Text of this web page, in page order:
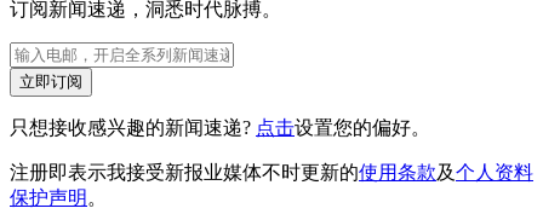
订阅新闻速递，洞悉时代脉搏。
立即订阅
只想接收感兴趣的新闻速递? 点击设置您的偏好。
注册即表示我接受新报业媒体不时更新的使用条款及个人资料
保护声明 。